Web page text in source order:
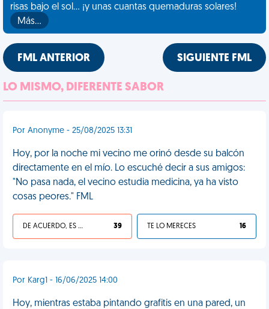
risas bajo el sol... ¡y unas cuantas quemaduras solares!
Más…
FML ANTERIOR SIGUIENTE FML
LO MISMO, DIFERENTE SABOR
Por Anonyme - 25/08/2025 13:31
Hoy, por la noche mi vecino me orinó desde su balcón
directamente en el mío. Lo escuché decir a sus amigos:
"No pasa nada, el vecino estudia medicina, ya ha visto
cosas peores." FML
DE ACUERDO, ES UNA VIDA HP 39 TE LO MERECES 16
Por Karg1 - 16/06/2025 14:00
Hoy, mientras estaba pintando grafitis en una pared, un